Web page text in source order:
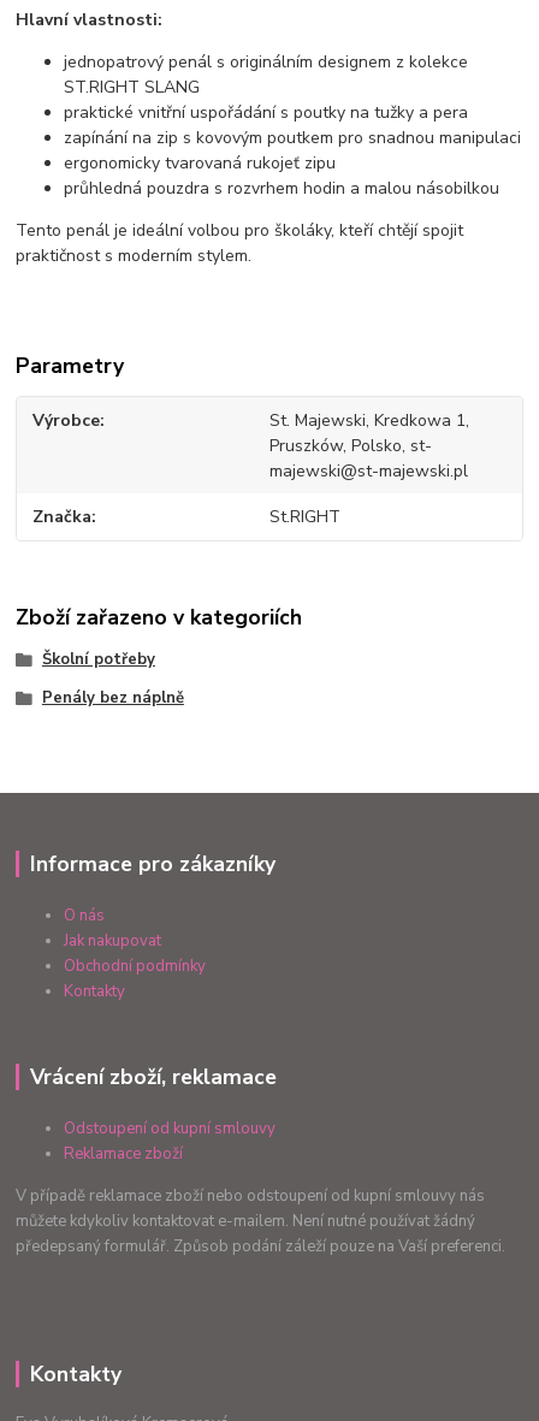
Hlavní vlastnosti:
jednopatrový penál s originálním designem z kolekce
ST.RIGHT SLANG
praktické vnitřní uspořádání s poutky na tužky a pera
zapínání na zip s kovovým poutkem pro snadnou manipulaci
ergonomicky tvarovaná rukojeť zipu
průhledná pouzdra s rozvrhem hodin a malou násobilkou
Tento penál je ideální volbou pro školáky, kteří chtějí spojit
praktičnost s moderním stylem.
Parametry
Výrobce
St. Majewski, Kredkowa 1,
Pruszków, Polsko, st-
majewski@st-majewski.pl
Značka St.RIGHT
Zboží zařazeno v kategoriích
Školní potřeby
Penály bez náplně
Informace pro zákazníky
O nás
Jak nakupovat
Obchodní podmínky
Kontakty
Vrácení zboží, reklamace
Odstoupení od kupní smlouvy
Reklamace zboží
V případě reklamace zboží nebo odstoupení od kupní smlouvy nás
můžete kdykoliv kontaktovat e-mailem. Není nutné používat žádný
předepsaný formulář. Způsob podání záleží pouze na Vaší preferenci.
Kontakty